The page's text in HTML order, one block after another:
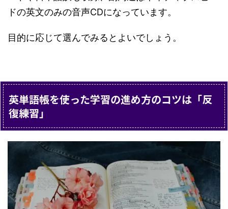
ドの英文のみの音声CDになっています。
目的に応じて選んでみるとよいでしょう。
英単語帳を使った学習の進め方のコツは「反
復練習」